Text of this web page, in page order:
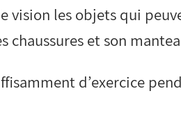
vision les objets qui
chaussures et son
d’exercice